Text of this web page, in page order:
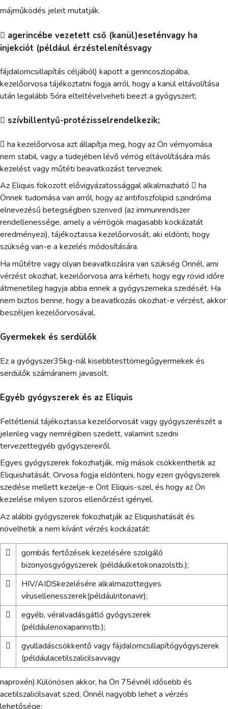
májműködés jeleit mutatják.
 agerincébe vezetett cső (kanül)eseténvagy ha
injekciót (például érzéstelenítésvagy
fájdalomcsillapítás céljából) kapott a gerincoszlopába,
kezelőorvosa tájékoztatni fogja arról, hogy a kanül eltávolítása
után legalább 5óra elteltévelveheti beezt a gyógyszert;
 szívbillentyű-protézisselrendelkezik;
 ha kezelőorvosa azt állapítja meg, hogy az Ön vérnyomása
nem stabil, vagy a tüdejében lévő vérrög eltávolítására más
kezelést vagy műtéti beavatkozást terveznek.
Az Eliquis fokozott elővigyázatossággal alkalmazható  ha
Önnek tudomása van arról, hogy az antifoszfolipid szindróma
elnevezésű betegségben szenved (az immunrendszer
rendellenessége, amely a vérrögök magasabb kockázatát
eredményezi), tájékoztassa kezelőorvosát, aki eldönti, hogy
szükség van-e a kezelés módosítására.
Ha műtétre vagy olyan beavatkozásra van szükség Önnél, ami
vérzést okozhat, kezelőorvosa arra kérheti, hogy egy rövid időre
átmenetileg hagyja abba ennek a gyógyszerneka szedését. Ha
nem biztos benne, hogy a beavatkozás okozhat-e vérzést, akkor
beszéljen kezelőorvosával.
Gyermekek és serdülők
Ez a gyógyszer35kg-nál kisebbtesttömegűgyermekek és
serdülők számáranem javasolt.
Egyéb gyógyszerek és az Eliquis
Feltétlenül tájékoztassa kezelőorvosát vagy gyógyszerészét a
jelenleg vagy nemrégiben szedett, valamint szedni
tervezettegyéb gyógyszereiről.
Egyes gyógyszerek fokozhatják, míg mások csökkenthetik az
Eliquishatását. Orvosa fogja eldönteni, hogy ezen gyógyszerek
szedése mellett kezelje-e Önt Eliquis-szel, és hogy az Ön
kezelése milyen szoros ellenőrzést igényel.
Az alábbi gyógyszerek fokozhatják az Eliquishatását és
növelhetik a nem kívánt vérzés kockázatát:

gombás fertőzések kezelésére szolgáló
bizonyosgyógyszerek (példáulketokonazolstb.);

HIV/AIDSkezelésére alkalmazottegyes
vírusellenesszerek(példáulritonavir);

egyéb, véralvadásgátló gyógyszerek
(példáulenoxaparinstb.);

gyulladáscsökkentő vagy fájdalomcsillapítógyógyszerek
(példáulacetilszalicilsavvagy
naproxén).Különösen akkor, ha Ön 75évnél idősebb és
acetilszalicilsavat szed, Önnél nagyobb lehet a vérzés
lehetősége;